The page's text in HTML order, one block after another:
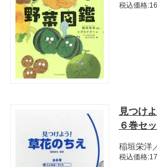
税込価格
見つけ
６巻セ
稲垣栄洋
税込価格